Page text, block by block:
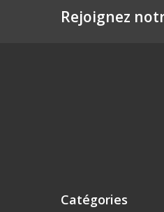
Rejoignez
Catégories